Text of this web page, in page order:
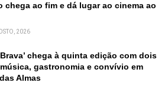
chega ao fim e dá lugar ao cinema ao
2026
Brava’ chega à quinta edição com dois
gastronomia e convívio em
Almas